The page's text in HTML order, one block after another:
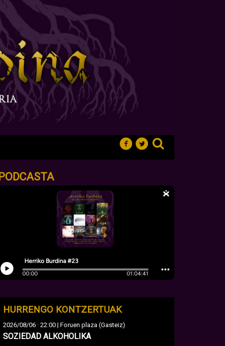
PODCASTA
HURRENGO KONTZERTUAK
2026/08/06 · 22:00 | Foruen plaza (Gasteiz)
SOZIEDAD ALKOHOLIKA